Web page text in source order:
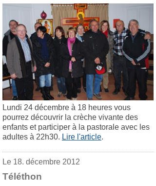
Lundi 24 décembre à 18 heures vous
pourrez découvrir la crèche vivante des
enfants et participer à la pastorale avec les
adultes à 22h30. Lire l'article.
Le 18. décembre 2012
Téléthon